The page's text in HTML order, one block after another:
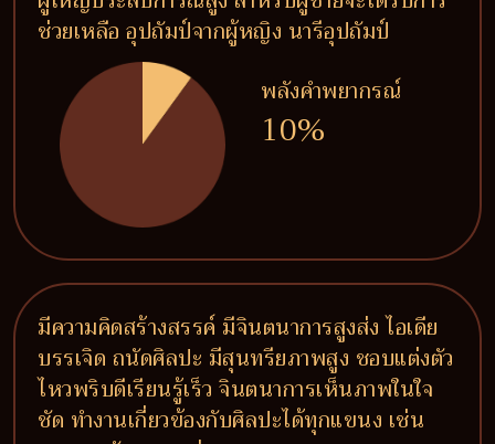
ช่วยเหลือ อุปถัมป์จากผู้หญิง นารีอุปถัมป์
พลังคำพยากรณ์
10%
มีความคิดสร้างสรรค์ มีจินตนาการสูงส่ง ไอเดีย
บรรเจิด ถนัดศิลปะ มีสุนทรียภาพสูง ชอบแต่งตัว
ไหวพริบดีเรียนรู้เร็ว จินตนาการเห็นภาพในใจ
ชัด ทำงานเกี่ยวข้องกับศิลปะได้ทุกแขนง เช่น